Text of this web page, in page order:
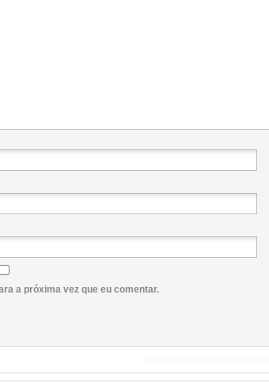
a próxima vez que eu comentar.